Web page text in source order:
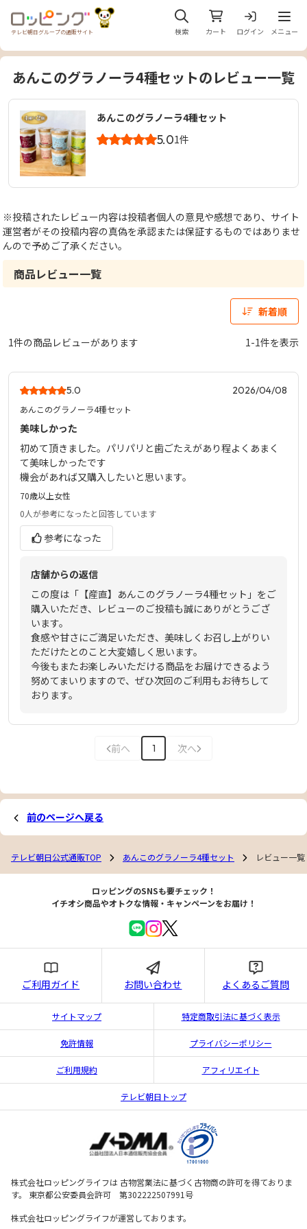
テレビ朝日グループの通販サイト 検索 カート ログイン
メニ
メニュー
あんこのグラノーラ4種セットのレビュー一覧
あんこのグラノーラ4種セット
5.01件
※投稿されたレビュー内容は投稿者個人の意見や感想であり、サイト
運営者がその投稿内容の真偽を承認または保証するものではありませ
んので予めご了承ください。
商品レビュー一覧
新着順
1件の商品レビューがあります 1-1件を表示
5.0 2026/04/08
あんこのグラノーラ4種セット
美味しかった
初めて頂きました。パリパリと歯ごたえがあり程よくあまく
て美味しかったです
機会があれば又購入したいと思います。
70歳以上女性
0人が参考になったと回答しています
参考になった
店舗からの返信
この度は「【産直】あんこのグラノーラ4種セット」をご
購入いただき、レビューのご投稿も誠にありがとうござ
います。
食感や甘さにご満足いただき、美味しくお召し上がりい
ただけたとのこと大変嬉しく思います。
今後もまたお楽しみいただける商品をお届けできるよう
努めてまいりますので、ぜひ次回のご利用もお待ちして
おります。
前へ 1 次へ
前のページへ戻る
テレビ朝日公式通販TOP あんこのグラノーラ4種セット レビュー一覧
ロッピングのSNSも要チェック！
イチオシ商品やオトクな情報・キャンペーンをお届け！
ご利用ガイド お問い合わせ よくあるご質問
サイトマップ 特定商取引法に基づく表示
免許情報 プライバシーポリシー
ご利用規約 アフィリエイト
テレビ朝日トップ
株式会社ロッピングライフは 古物営業法に基づく古物商の許可を得ておりま
す。 東京都公安委員会許可 第302222507991号
株式会社ロッピングライフが運営しております。